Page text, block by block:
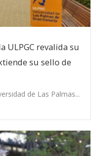
ULPGC revalida su
su sello de
de Las Palmas...